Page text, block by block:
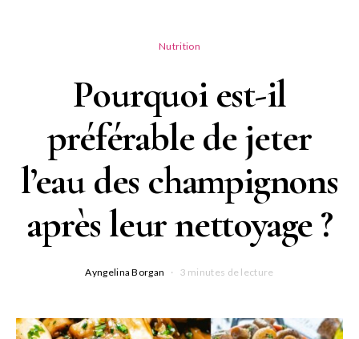
Nutrition
Pourquoi est-il
préférable de jeter
l’eau des champignons
après leur nettoyage ?
Ayngelina Borgan 3 minutes de lecture